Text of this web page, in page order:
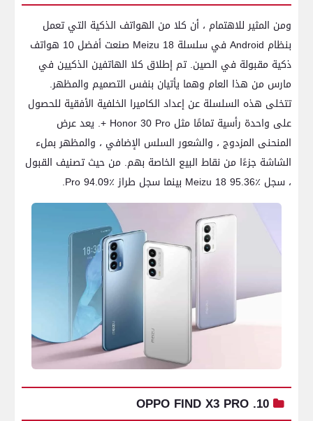
ومن المثير للاهتمام ، أن كلا من الهواتف الذكية التي تعمل
بنظام Android في سلسلة Meizu 18 صنعت أفضل 10 هواتف
ذكية مقبولة في الصين. تم إطلاق كلا الهاتفين الذكيين في
مارس من هذا العام وهما يأتيان بنفس التصميم والمظهر.
تتخلى هذه السلسلة عن إعداد الكاميرا الخلفية الأفقية للحصول
على واحدة رأسية تمامًا مثل Honor 30 Pro +. يعد عرض
المنحنى المزدوج ، والشعور السلس الإضافي ، والمظهر بملء
الشاشة جزءًا من نقاط البيع الخاصة بهم. من حيث تصنيف القبول
، سجل Meizu 18 95.36٪ بينما سجل طراز Pro 94.09٪.
10. OPPO FIND X3 PRO